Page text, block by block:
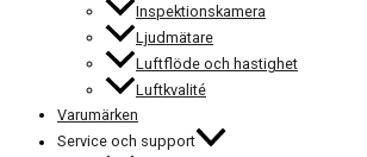
Inspektionskamera
Ljudmätare
Luftflöde och hastighet
Luftkvalité
Varumärken
Service och support